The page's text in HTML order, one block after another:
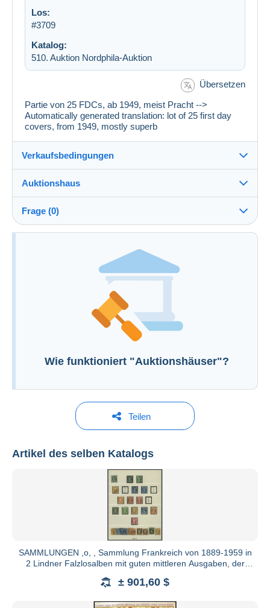
Los:
#3709
Katalog:
510. Auktion Nordphila-Auktion
Übersetzen
Partie von 25 FDCs, ab 1949, meist Pracht -->
Automatically generated translation: lot of 25 first day
covers, from 1949, mostly superb
Verkaufsbedingungen
Zusätzliche Informationen zu den
Auktionshaus
Alle Kataloge anzeigen
Frage (0)
Um eine Frage stellen zu können, müssen Sie
Jetzt einloggen
Wie funktioniert "Auktionshäuser"?
Teilen
Artikel des selben Katalogs
SAMMLUNGEN ,o, , Sammlung Frankreich von 1889-1959 in
2 Lindner Falzlosalben mit guten mittleren Ausgaben, der
± 901,60 $